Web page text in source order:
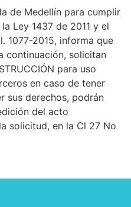
de la
de Medellín para cumplir
Ley 1437 de 2011 y el
1077-2015, informa que
continuación, solicitan
para uso
en caso de tener
sus derechos, podrán
del acto
solicitud, en la Cl 27 No